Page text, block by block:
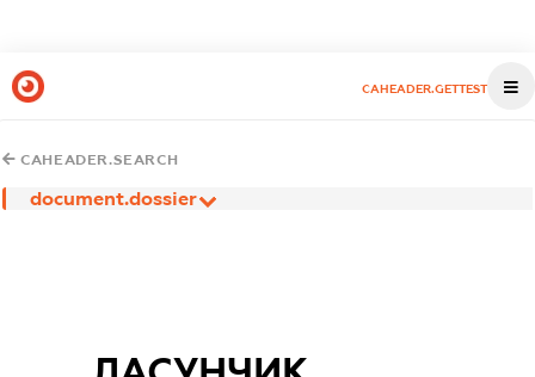
CAHEADER.GETTEST
CAHEADER.SEARCH
document.dossier